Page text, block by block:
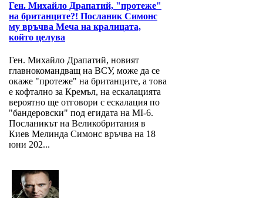
Ген. Михайло Драпатий, "протеже"
на британците?! Посланик Симонс
му връчва Меча на кралицата,
който целува
Ген. Михайло Драпатий, новият
главнокомандващ на ВСУ, може да се
окаже "протеже" на британците, а това
е кофтално за Кремъл, на ескалацията
вероятно ще отговори с ескалация по
"бандеровски" под егидата на MI-6.
Посланикът на Великобритания в
Киев Мелинда Симонс връчва на 18
юни 202...